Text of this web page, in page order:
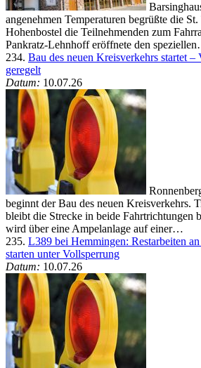
angenehmen Temperaturen begrüßte die
Hohenbostel die Teilnehmenden zum
Pankratz-Lehnhoff eröffnete den
234. Bau des neuen Kreisverkehrs startet
geregelt
Datum: 10.07.26
beginnt der Bau des neuen Kreisverkehrs.
bleibt die Strecke in beide Fahrtrichtungen
wird über eine Ampelanlage auf einer…
235. L389 bei Hemmingen: Restarbeiten
starten unter Vollsperrung
Datum: 10.07.26